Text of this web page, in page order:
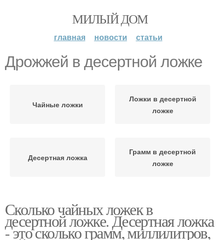
МИЛЫЙ ДОМ
главная новости статьи
Дрожжей в десертной ложке
Чайные ложки
Ложки в десертной
ложке
Десертная ложка
Грамм в десертной
ложке
Сколько чайных ложек в
десертной ложке. Десертная ложка
- это сколько грамм, миллилитров,